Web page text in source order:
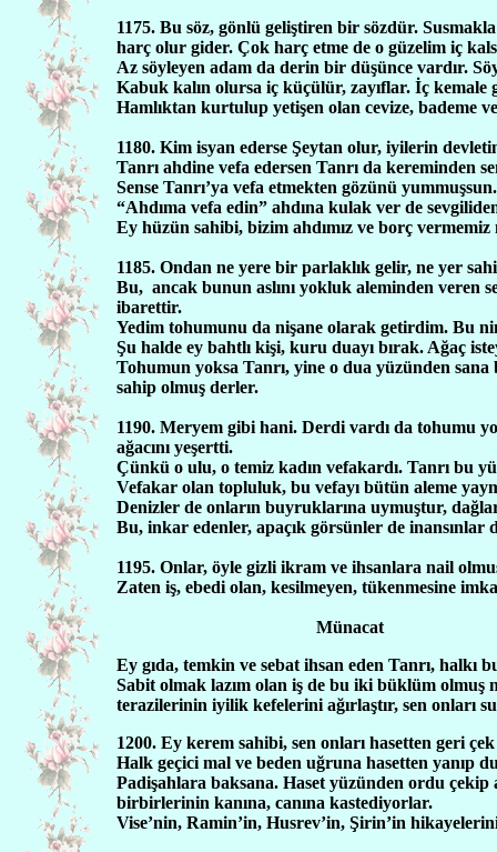
1175. Bu söz, gönlü geliştiren bir sözdür.
harç olur gider. Çok harç etme de o güzelim iç
Az söyleyen adam da derin bir düşünce vardır.
Kabuk kalın olursa iç küçülür, zayıflar. İç
Hamlıktan kurtulup yetişen olan cevize, bademe
1180. Kim isyan ederse Şeytan olur, iyilerin
Tanrı ahdine vefa edersen Tanrı da kereminden
Sense Tanrı’ya vefa etmekten gözünü
“Ahdıma vefa edin” ahdına kulak ver de
Ey hüzün sahibi, bizim ahdımız ve borç
1185. Ondan ne yere bir parlaklık gelir, ne yer
Bu, ancak bunun aslını yokluk aleminden veren
ibarettir.
Yedim tohumunu da nişane olarak getirdim. Bu
Şu halde ey bahtlı kişi, kuru duayı bırak. Ağaç
Tohumun yoksa Tanrı, yine o dua yüzünden sana
sahip olmuş derler.
1190. Meryem gibi hani. Derdi vardı da tohumu
ağacını yeşertti.
Çünkü o ulu, o temiz kadın vefakardı. Tanrı bu
Vefakar olan topluluk, bu vefayı bütün aleme
Denizler de onların buyruklarına uymuştur,
Bu, inkar edenler, apaçık görsünler de inansınlar
1195. Onlar, öyle gizli ikram ve ihsanlara nail
Zaten iş, ebedi olan, kesilmeyen, tükenmesine
Münacat
Ey gıda, temkin ve sebat ihsan eden Tanrı, halkı
Sabit olmak lazım olan iş de bu iki büklüm olmuş
terazilerinin iyilik kefelerini ağırlaştır, sen onları
1200. Ey kerem sahibi, sen onları hasetten geri
Halk geçici mal ve beden uğruna hasetten yanıp
Padişahlara baksana. Haset yüzünden ordu
birbirlerinin kanına, canına kastediyorlar.
Vise’nin, Ramin’in, Husrev’in, Şirin’in